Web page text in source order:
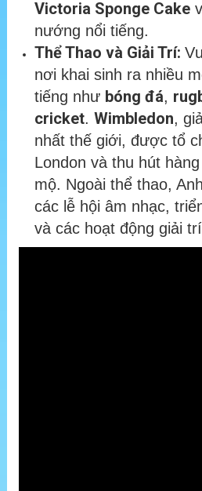
Victoria Sponge Cake
nướng nổi tiếng.
Thể Thao và Giải Trí:
nơi khai sinh ra nhiều
tiếng như bóng đá,
cricket. Wimbledon,
nhất thế giới, được tổ
London và thu hút
mộ. Ngoài thể thao,
các lễ hội âm nhạc,
và các hoạt động giải